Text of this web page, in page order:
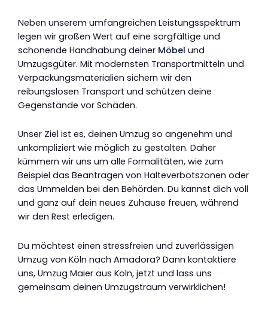
Neben unserem umfangreichen Leistungsspektrum
legen wir großen Wert auf eine sorgfältige und
schonende Handhabung deiner Möbel und
Umzugsgüter. Mit modernsten Transportmitteln und
Verpackungsmaterialien sichern wir den
reibungslosen Transport und schützen deine
Gegenstände vor Schäden.
Unser Ziel ist es, deinen Umzug so angenehm und
unkompliziert wie möglich zu gestalten. Daher
kümmern wir uns um alle Formalitäten, wie zum
Beispiel das Beantragen von Halteverbotszonen oder
das Ummelden bei den Behörden. Du kannst dich voll
und ganz auf dein neues Zuhause freuen, während
wir den Rest erledigen.
Du möchtest einen stressfreien und zuverlässigen
Umzug von Köln nach Amadora? Dann kontaktiere
uns, Umzug Maier aus Köln, jetzt und lass uns
gemeinsam deinen Umzugstraum verwirklichen!